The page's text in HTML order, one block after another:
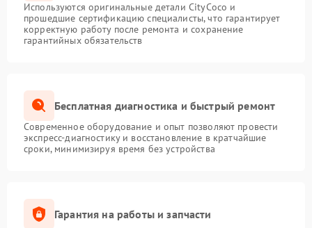
Используются оригинальные детали CityCoco и
прошедшие сертификацию специалисты, что гарантирует
корректную работу после ремонта и сохранение
гарантийных обязательств
Бесплатная диагностика и быстрый ремонт
Современное оборудование и опыт позволяют провести
экспресс-диагностику и восстановление в кратчайшие
сроки, минимизируя время без устройства
Гарантия на работы и запчасти